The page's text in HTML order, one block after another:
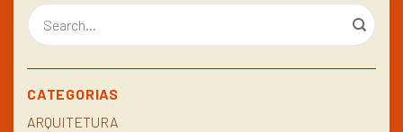
CATEGORIAS
ARQUITETURA